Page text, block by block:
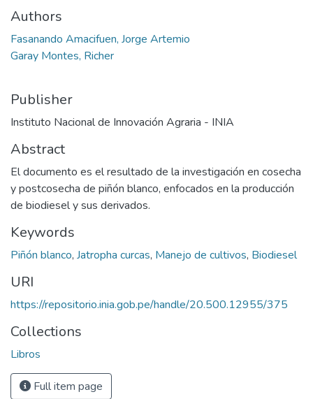
Authors
Fasanando Amacifuen, Jorge Artemio
Garay Montes, Richer
Publisher
Instituto Nacional de Innovación Agraria - INIA
Abstract
El documento es el resultado de la investigación en cosecha
y postcosecha de piñón blanco, enfocados en la producción
de biodiesel y sus derivados.
Keywords
Piñón blanco, Jatropha curcas, Manejo de cultivos, Biodiesel
URI
https://repositorio.inia.gob.pe/handle/20.500.12955/375
Collections
Libros
Full item page